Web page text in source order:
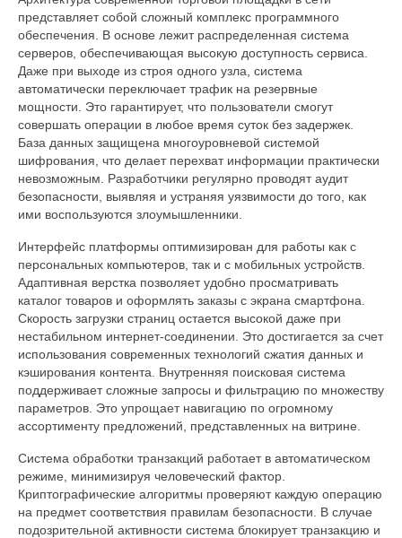
представляет собой сложный комплекс программного
обеспечения. В основе лежит распределенная система
серверов, обеспечивающая высокую доступность сервиса.
Даже при выходе из строя одного узла, система
автоматически переключает трафик на резервные
мощности. Это гарантирует, что пользователи смогут
совершать операции в любое время суток без задержек.
База данных защищена многоуровневой системой
шифрования, что делает перехват информации практически
невозможным. Разработчики регулярно проводят аудит
безопасности, выявляя и устраняя уязвимости до того, как
ими воспользуются злоумышленники.
Интерфейс платформы оптимизирован для работы как с
персональных компьютеров, так и с мобильных устройств.
Адаптивная верстка позволяет удобно просматривать
каталог товаров и оформлять заказы с экрана смартфона.
Скорость загрузки страниц остается высокой даже при
нестабильном интернет-соединении. Это достигается за счет
использования современных технологий сжатия данных и
кэширования контента. Внутренняя поисковая система
поддерживает сложные запросы и фильтрацию по множеству
параметров. Это упрощает навигацию по огромному
ассортименту предложений, представленных на витрине.
Система обработки транзакций работает в автоматическом
режиме, минимизируя человеческий фактор.
Криптографические алгоритмы проверяют каждую операцию
на предмет соответствия правилам безопасности. В случае
подозрительной активности система блокирует транзакцию и